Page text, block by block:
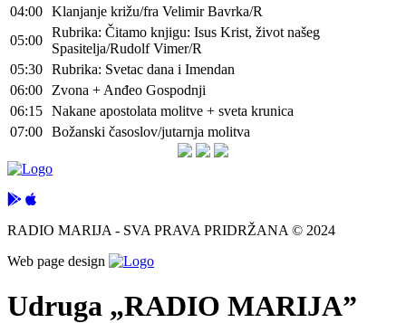
04:00 Klanjanje križu/fra Velimir Bavrka/R
05:00
Rubrika: Čitamo knjigu: Isus Krist, život našeg
Spasitelja/Rudolf Vimer/R
05:30 Rubrika: Svetac dana i Imendan
06:00
Zvona + Anđeo Gospodnji
06:15 Nakane apostolata molitve + sveta krunica
07:00 Božanski časoslov/jutarnja molitva
RADIO MARIJA - SVA PRAVA PRIDRŽANA © 2024
Web page design
Udruga „RADIO MARIJA”